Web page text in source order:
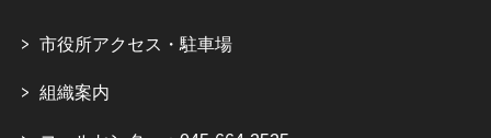
市役所アクセス・駐車場
組織案内